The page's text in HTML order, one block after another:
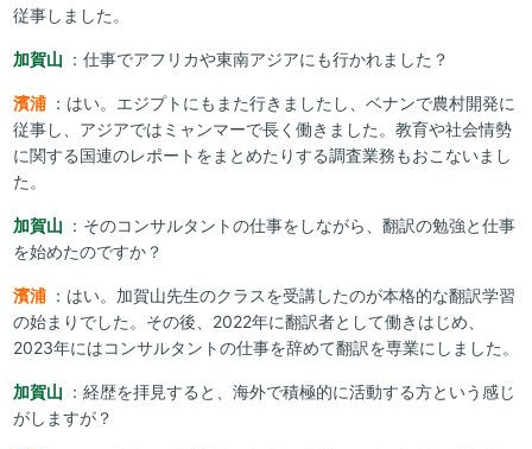
従事しました。
加賀山 ：仕事でアフリカや東南アジアにも行かれました？
濱浦 ：はい。エジプトにもまた行きましたし、ベナンで農村開発に
従事し、アジアではミャンマーで長く働きました。教育や社会情勢
に関する国連のレポートをまとめたりする調査業務もおこないまし
た。
加賀山 ：そのコンサルタントの仕事をしながら、翻訳の勉強と仕事
を始めたのですか？
濱浦 ：はい。加賀山先生のクラスを受講したのが本格的な翻訳学習
の始まりでした。その後、2022年に翻訳者として働きはじめ、
2023年にはコンサルタントの仕事を辞めて翻訳を専業にしました。
加賀山 ：経歴を拝見すると、海外で積極的に活動する方という感じ
がしますが？